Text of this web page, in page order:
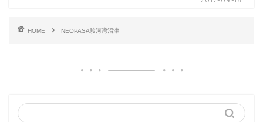
HOME NEOPASA駿河湾沼津